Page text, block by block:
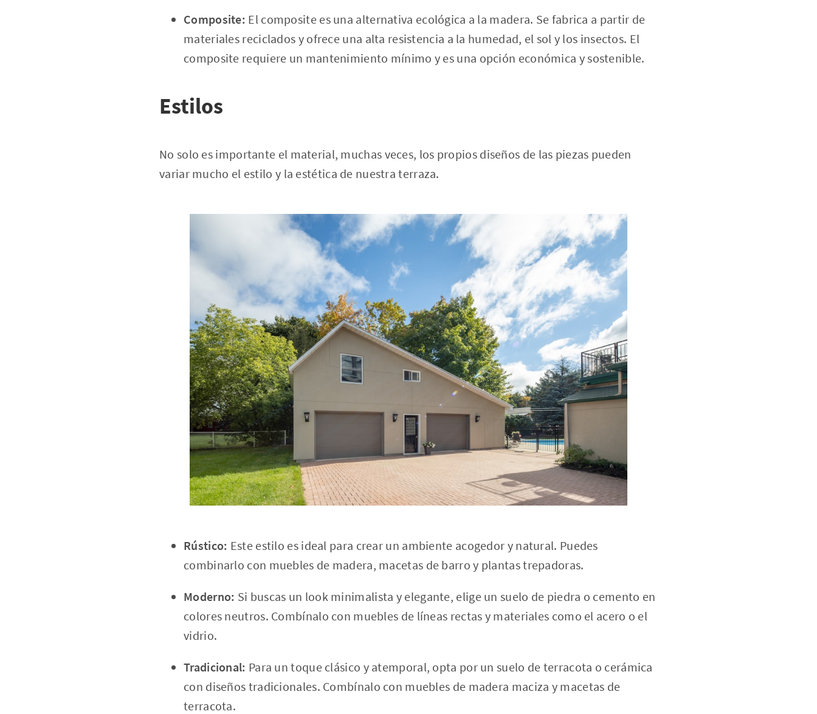
Composite: El composite es una alternativa ecológica a la madera. Se fabrica a partir de
materiales reciclados y ofrece una alta resistencia a la humedad, el sol y los insectos. El
composite requiere un mantenimiento mínimo y es una opción económica y sostenible.
Estilos
No solo es importante el material, muchas veces, los propios diseños de las piezas pueden
variar mucho el estilo y la estética de nuestra terraza.
Rústico: Este estilo es ideal para crear un ambiente acogedor y natural. Puedes
combinarlo con muebles de madera, macetas de barro y plantas trepadoras.
Moderno: Si buscas un look minimalista y elegante, elige un suelo de piedra o cemento en
colores neutros. Combínalo con muebles de líneas rectas y materiales como el acero o el
vidrio.
Tradicional: Para un toque clásico y atemporal, opta por un suelo de terracota o cerámica
con diseños tradicionales. Combínalo con muebles de madera maciza y macetas de
terracota.